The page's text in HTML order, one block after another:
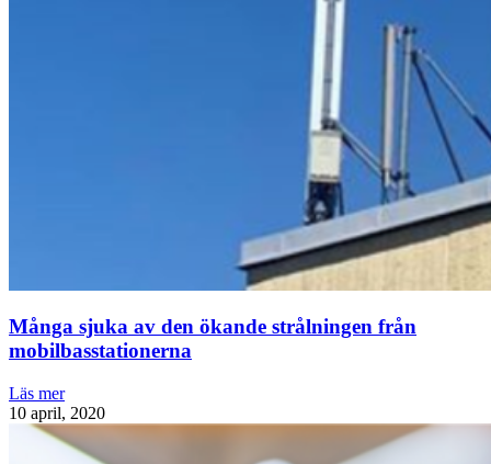
Många sjuka av den ökande strålningen från
mobilbasstationerna
Läs mer
10 april, 2020